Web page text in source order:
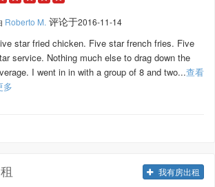
Roberto M. 评论于2016-11-14
star fried chicken. Five star french fries. Five
service. Nothing much else to drag down the
I went in in with a group of 8 and two...查看
多
我有房出租